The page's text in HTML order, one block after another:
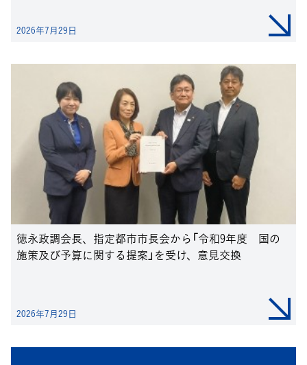
2026年7月29日
徳永政調会長、指定都市市長会から「令和9年度 国の
施策及び予算に関する提案」を受け、意見交換
2026年7月29日